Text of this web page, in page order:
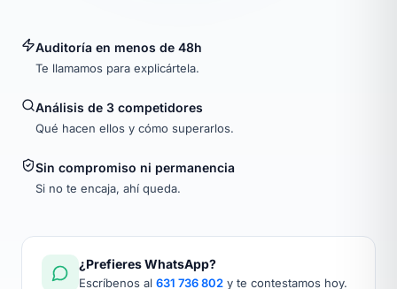
Auditoría en menos de 48h
Te llamamos para explicártela.
Análisis de 3 competidores
Qué hacen ellos y cómo superarlos.
Sin compromiso ni permanencia
Si no te encaja, ahí queda.
¿Prefieres WhatsApp?
Escríbenos al 631 736 802 y te contestamos hoy.